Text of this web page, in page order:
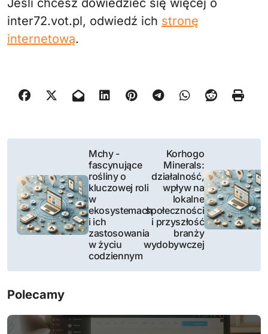
Jeśli chcesz dowiedzieć się więcej o
inter72.vot.pl, odwiedź ich stronę
internetową.
w
a
c
j
Mchy -
fascynujące
rośliny o
kluczowej roli
w
ekosystemach
i ich
zastosowania
w życiu
codziennym
Korhogo
Minerals:
działalność,
wpływ na
lokalne
społeczności
i przyszłość
branży
wydobywczej
Polecamy